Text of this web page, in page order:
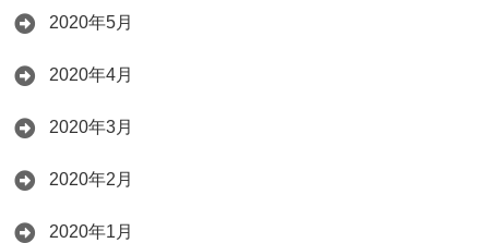
2020年5月
2020年4月
2020年3月
2020年2月
2020年1月